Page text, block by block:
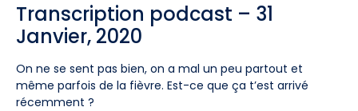
Transcription podcast – 31
Janvier, 2020
On ne se sent pas bien, on a mal un peu partout et
même parfois de la fièvre. Est-ce que ça t’est arrivé
récemment ?